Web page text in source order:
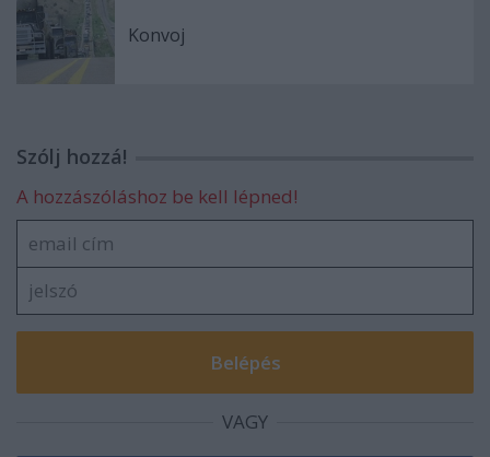
Konvoj
Szólj hozzá!
A hozzászóláshoz be kell lépned!
VAGY